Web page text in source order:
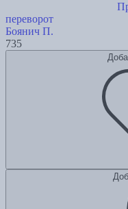
переворот
Боянич П.
735